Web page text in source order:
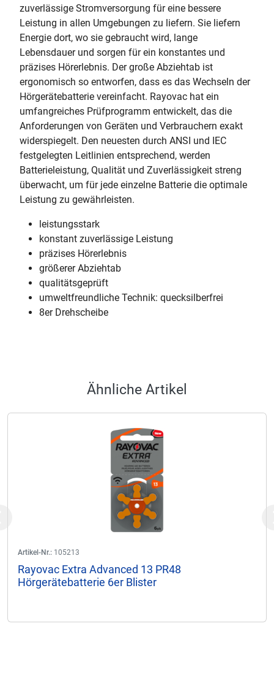
zuverlässige Stromversorgung für eine bessere
Leistung in allen Umgebungen zu liefern. Sie liefern
Energie dort, wo sie gebraucht wird, lange
Lebensdauer und sorgen für ein konstantes und
präzises Hörerlebnis. Der große Abziehtab ist
ergonomisch so entworfen, dass es das Wechseln der
Hörgerätebatterie vereinfacht. Rayovac hat ein
umfangreiches Prüfprogramm entwickelt, das die
Anforderungen von Geräten und Verbrauchern exakt
widerspiegelt. Den neuesten durch ANSI und IEC
festgelegten Leitlinien entsprechend, werden
Batterieleistung, Qualität und Zuverlässigkeit streng
überwacht, um für jede einzelne Batterie die optimale
Leistung zu gewährleisten.
leistungsstark
konstant zuverlässige Leistung
präzises Hörerlebnis
größerer Abziehtab
qualitätsgeprüft
umweltfreundliche Technik: quecksilberfrei
8er Drehscheibe
Ähnliche Artikel
Artikel-Nr.: 105213
Rayovac Extra Advanced 13 PR48
Hörgerätebatterie 6er Blister